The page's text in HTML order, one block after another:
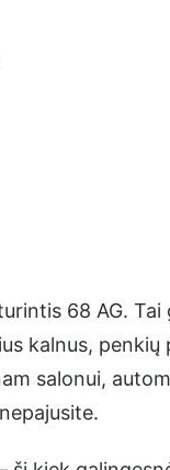
68 AG.
kalnus, penkių
salonui,